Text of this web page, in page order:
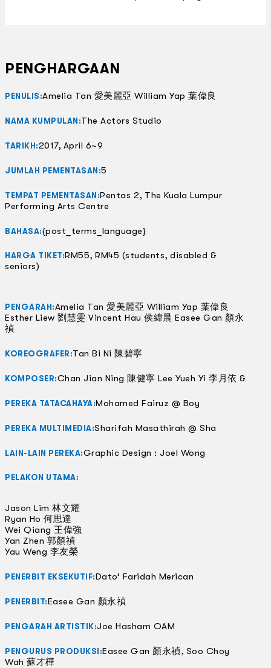
PENGHARGAAN
PENULIS:Amelia Tan 愛美麗亞 William Yap 葉偉良
NAMA KUMPULAN:The Actors Studio
TARIKH:2017, April 6~9
JUMLAH PEMENTASAN:5
TEMPAT PEMENTASAN:Pentas 2, The Kuala Lumpur
Performing Arts Centre
BAHASA:{post_terms_language}
HARGA TIKET:RM55, RM45 (students, disabled &
seniors)
PENGARAH:Amelia Tan 愛美麗亞 William Yap 葉偉良
Esther Liew 劉慧雯 Vincent Hau 侯緯晨 Easee Gan 顏永
禎
KOREOGRAFER:Tan Bi Ni 陳碧寧
KOMPOSER:Chan Jian Ning 陳健寧 Lee Yueh Yi 李月依 &
PEREKA TATACAHAYA:Mohamed Fairuz @ Boy
PEREKA MULTIMEDIA:Sharifah Masathirah @ Sha
LAIN-LAIN PEREKA:Graphic Design : Joel Wong
PELAKON UTAMA:
Jason Lim 林文耀
Ryan Ho 何思達
Wei Qiang 王偉強
Yan Zhen 郭顏禎
Yau Weng 李友榮
PENERBIT EKSEKUTIF:Dato’ Faridah Merican
PENERBIT:Easee Gan 顏永禎
PENGARAH ARTISTIK:Joe Hasham OAM
PENGURUS PRODUKSI:Easee Gan 顏永禎, Soo Choy
Wah 蘇才樺